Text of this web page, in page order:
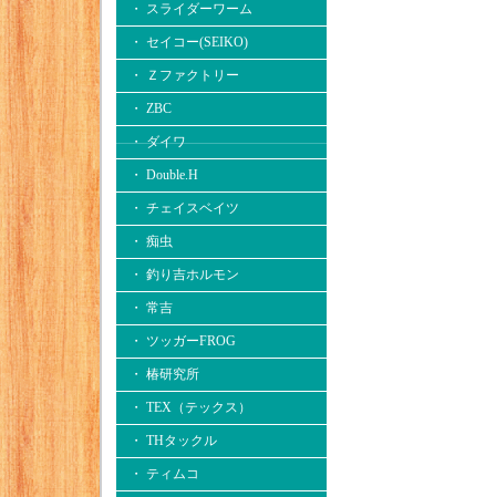
・ スライダーワーム
・ セイコー(SEIKO)
・ Ｚファクトリー
・ ZBC
・ ダイワ
・ Double.H
・ チェイスベイツ
・ 痴虫
・ 釣り吉ホルモン
・ 常吉
・ ツッガーFROG
・ 椿研究所
・ TEX（テックス）
・ THタックル
・ ティムコ